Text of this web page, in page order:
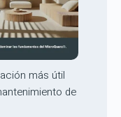
más útil
de